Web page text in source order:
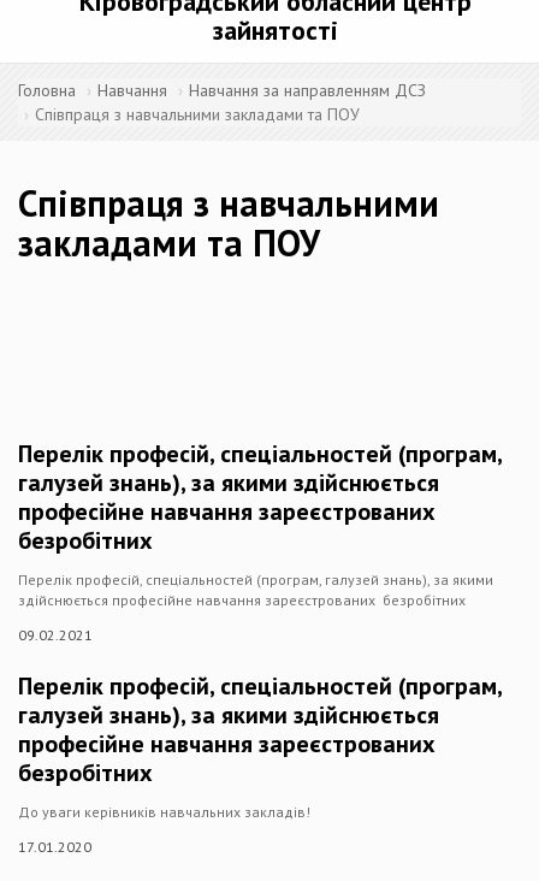
зайнятості
Головна Навчання
Навчання за направленням ДСЗ
Співпраця з навчальними закладами та ПОУ
Співпраця з навчальними
закладами та ПОУ
Перелік професій, спеціальностей (програм,
галузей знань), за якими здійснюється
професійне навчання зареєстрованих
безробітних
Перелік професій, спеціальностей (програм, галузей знань), за якими
здійснюється професійне навчання зареєстрованих безробітних
09.02.2021
Перелік професій, спеціальностей (програм,
галузей знань), за якими здійснюється
професійне навчання зареєстрованих
безробітних
До уваги керівників навчальних закладів!
17.01.2020